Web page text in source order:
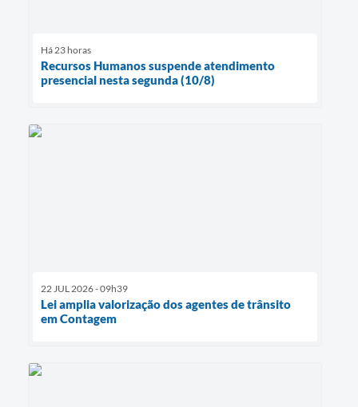
Há 23 horas
Recursos Humanos suspende atendimento
presencial nesta segunda (10/8)
22 JUL 2026 - 09h39
Lei amplia valorização dos agentes de trânsito
em Contagem